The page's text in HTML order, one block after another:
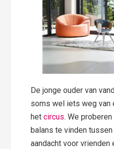
De jonge ouder van
soms wel iets weg van
hetcircus. We
balans te vinden
aandacht voor